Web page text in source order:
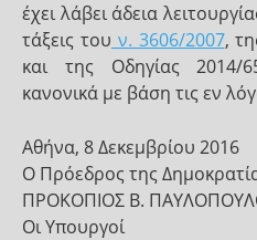
έχει λάβει άδεια
τάξεις του ν. 3606/2007,
και της Οδηγίας 2014/
κανονικά με βάση τις εν
Αθήνα, 8 Δεκεμβρίου 2016
Ο Πρόεδρος της
ΠΡΟΚΟΠΙΟΣ Β.
Οι Υπουργοί